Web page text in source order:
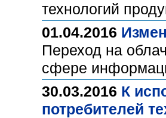
технологий
01.04.2016
Переход на
сфере
30.03.2016 К
потребителей